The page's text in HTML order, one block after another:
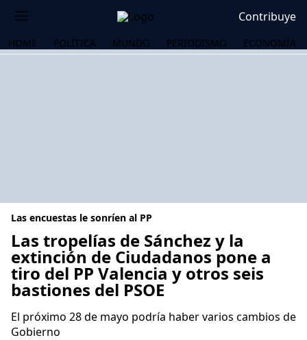
Contribuye
HOME POLÍTICA MUNDO PERIODISMO ECONOMÍA
Las encuestas le sonríen al PP
Las tropelías de Sánchez y la
extinción de Ciudadanos pone a
tiro del PP Valencia y otros seis
bastiones del PSOE
El próximo 28 de mayo podría haber varios cambios de
Gobierno